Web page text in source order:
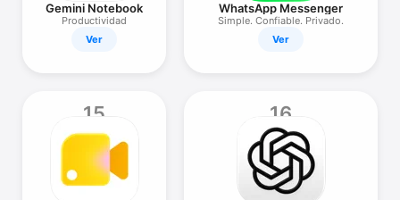
Gemini Notebook
Productividad
Ver
WhatsApp Messenger
Simple. Confiable. Privado.
Ver
15 16